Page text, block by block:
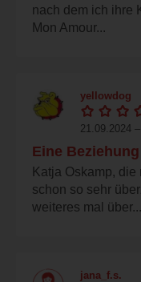
nach dem ich ihre
Mon Amour...
yellowdog
21.09.2024
Eine Beziehung
Katja Oskamp,
schon so sehr
weiteres mal über...
jana_f.s.